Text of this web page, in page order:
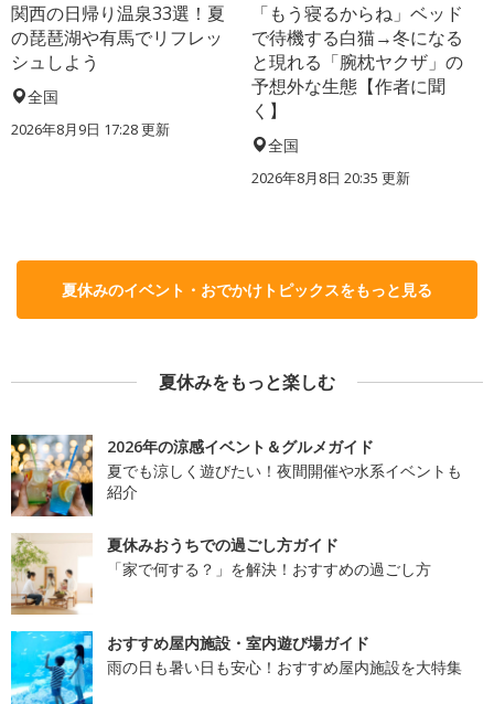
関西の日帰り温泉33選！夏
の琵琶湖や有馬でリフレッ
シュしよう
全国
2026年8月9日 17:28更新
「もう寝るからね」ベッド
で待機する白猫→冬になる
と現れる「腕枕ヤクザ」の
予想外な生態【作者に聞
く】
全国
2026年8月8日 20:35 更新
夏休みのイベント・おでかけトピックスをもっと見る
夏休みをもっと楽しむ
2026年の涼感イベント＆グルメガイド
夏でも涼しく遊びたい！夜間開催や水系イベントも
紹介
夏休みおうちでの過ごし方ガイド
「家で何する？」を解決！おすすめの過ごし方
おすすめ屋内施設・室内遊び場ガイド
雨の日も暑い日も安心！おすすめ屋内施設を大特集